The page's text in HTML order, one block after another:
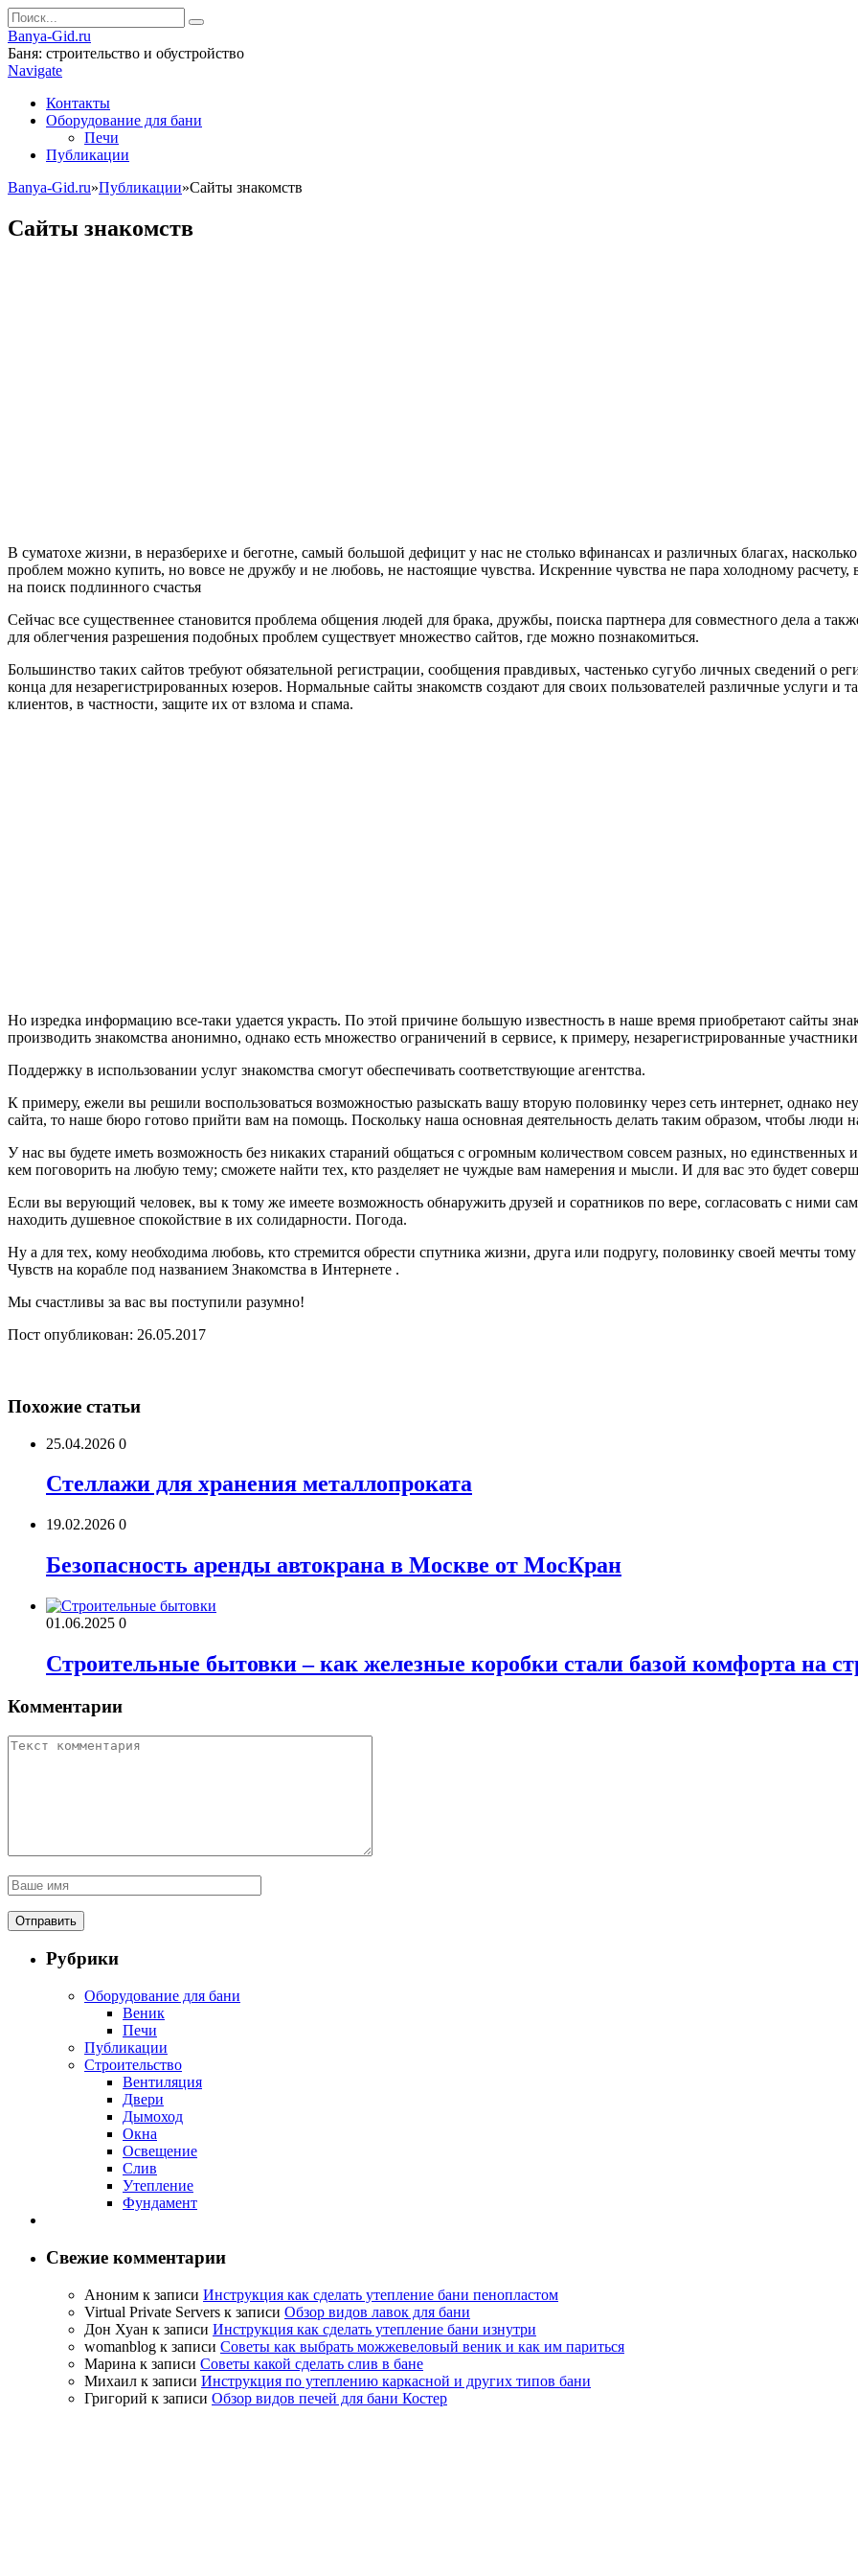
Banya-Gid.ru
Баня: строительство и обустройство
Navigate
Контакты
Оборудование для бани
Печи
Публикации
Banya-Gid.ru»Публикации»Сайты знакомств
Сайты знакомств
В суматохе жизни, в неразберихе и беготне, самый большой дефицит у нас не столько вфинансах и различных благах,
проблем можно купить, но вовсе не дружбу и не любовь, не настоящие чувства. Искренние чувства не пара холодному
на поиск подлинного счастья
Сейчас все существеннее становится проблема общения людей для брака, дружбы, поиска партнера для совместного дела а
для облегчения разрешения подобных проблем существует множество сайтов, где можно познакомиться.
Большинство таких сайтов требуют обязательной регистрации, сообщения правдивых, частенько сугубо личных сведений о
конца для незарегистрированных юзеров. Нормальные сайты знакомств создают для своих пользователей различные услуги
клиентов, в частности, защите их от взлома и спама.
Но изредка информацию все-таки удается украсть. По этой причине большую известность в наше время приобретают сайты
производить знакомства анонимно, однако есть множество ограничений в сервисе, к примеру, незарегистрированные
Поддержку в использовании услуг знакомства смогут обеспечивать соответствующие агентства.
К примеру, ежели вы решили воспользоваться возможностью разыскать вашу вторую половинку через сеть интернет, однако
сайта, то наше бюро готово прийти вам на помощь. Поскольку наша основная деятельность делать таким образом, чтобы люди
У нас вы будете иметь возможность без никаких стараний общаться с огромным количеством совсем разных, но
кем поговорить на любую тему; сможете найти тех, кто разделяет не чуждые вам намерения и мысли. И для вас это будет
Если вы верующий человек, вы к тому же имеете возможность обнаружить друзей и соратников по вере, согласовать с ними
находить душевное спокойствие в их солидарности. Погода.
Ну а для тех, кому необходима любовь, кто стремится обрести спутника жизни, друга или подругу, половинку своей мечты
Чувств на корабле под названием Знакомства в Интернете .
Мы счастливы за вас вы поступили разумно!
Пост опубликован: 26.05.2017
Похожие статьи
25.04.2026 0
Стеллажи для хранения металлопроката
19.02.2026 0
Безопасность аренды автокрана в Москве от МосКран
01.06.2025 0
Строительные бытовки – как железные коробки стали базой комфорта на
Комментарии
Рубрики
Оборудование для бани
Веник
Печи
Публикации
Строительство
Вентиляция
Двери
Дымоход
Окна
Освещение
Слив
Утепление
Фундамент
Свежие комментарии
Аноним к записи Инструкция как сделать утепление бани пенопластом
Virtual Private Servers к записи Обзор видов лавок для бани
Дон Хуан к записи Инструкция как сделать утепление бани изнутри
womanblog к записи Советы как выбрать можжевеловый веник и как им париться
Марина к записи Советы какой сделать слив в бане
Михаил к записи Инструкция по утеплению каркасной и других типов бани
Григорий к записи Обзор видов печей для бани Костер